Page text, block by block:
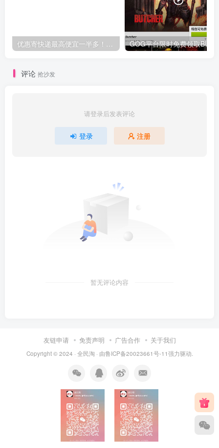
评论 抢沙发
请登录后发表评论
登录 注册
暂无评论内容
友链申请 免责声明 广告合作 关于我们
Copyright © 2024 · 全民淘 · 由鲁ICP备20023661号-11强力驱动.